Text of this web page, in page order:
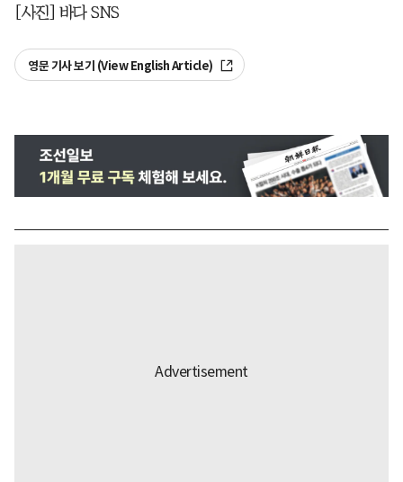
[사진] 바다 SNS
영문 기사 보기 (View English Article)